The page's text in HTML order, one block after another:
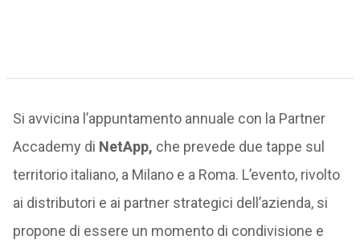
Si avvicina l’appuntamento annuale con la Partner
Accademy di NetApp, che prevede due tappe sul
territorio italiano, a Milano e a Roma. L’evento, rivolto
ai distributori e ai partner strategici dell’azienda, si
propone di essere un momento di condivisione e